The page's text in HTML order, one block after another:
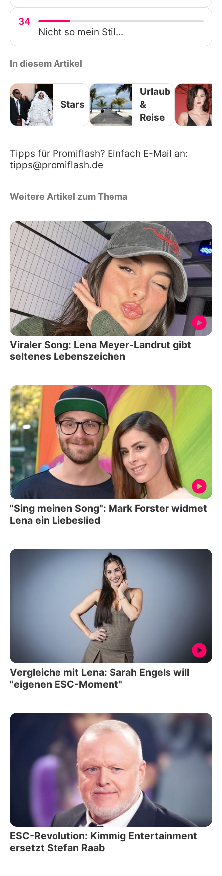
34
Nicht so mein Stil...
In diesem Artikel
Stars
Urlaub
&
Reise
Tipps für Promiflash? Einfach E-Mail an:
tipps@promiflash.de
Weitere Artikel zum Thema
Viraler Song: Lena Meyer-Landrut gibt
seltenes Lebenszeichen
"Sing meinen Song": Mark Forster widmet
Lena ein Liebeslied
Vergleiche mit Lena: Sarah Engels will
"eigenen ESC-Moment"
ESC-Revolution: Kimmig Entertainment
ersetzt Stefan Raab